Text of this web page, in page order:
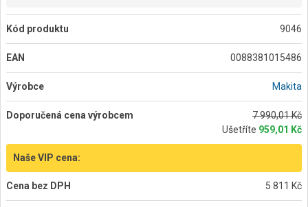
Kód produktu 9046
EAN 0088381015486
Výrobce Makita
Doporučená cena výrobcem
7 990,01 Kč
Ušetříte 959,01 Kč
Naše VIP cena:
Cena bez DPH 5 811 Kč